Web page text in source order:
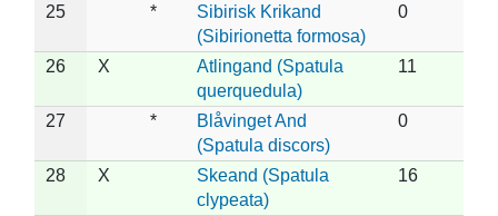
25 *
Sibirisk Krikand
(Sibirionetta formosa)
0
26 X
Atlingand (Spatula
querquedula)
11
27 *
Blåvinget And
(Spatula discors)
0
28 X
Skeand (Spatula
clypeata)
16